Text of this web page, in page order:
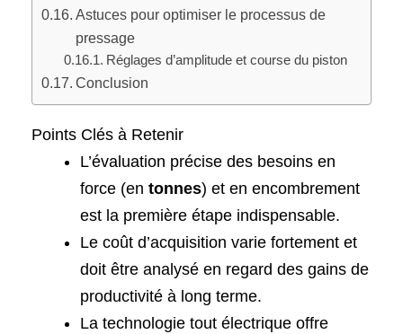
Astuces pour optimiser le processus de
pressage
Réglages d’amplitude et course du piston
Conclusion
Points Clés à Retenir
L’évaluation précise des besoins en
force (en tonnes) et en encombrement
est la première étape indispensable.
Le coût d’acquisition varie fortement et
doit être analysé en regard des gains de
productivité à long terme.
La technologie tout électrique offre